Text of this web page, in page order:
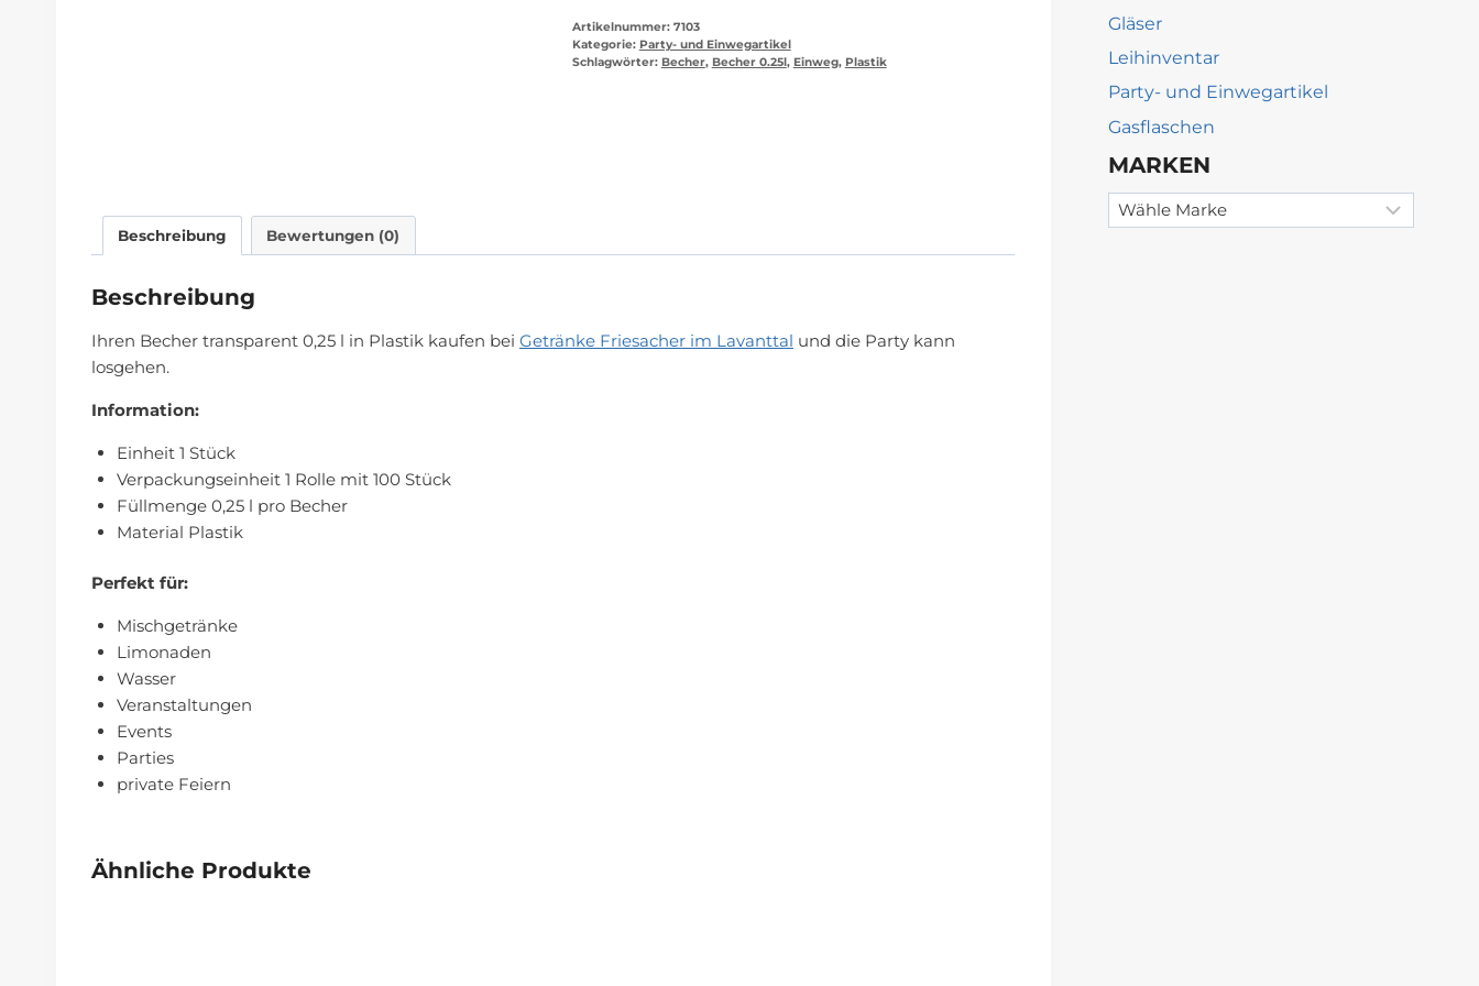
Artikelnummer: 7103
Kategorie: Party- und Einwegartikel
Schlagwörter: Becher, Becher 0.25l, Einweg, Plastik
Beschreibung Bewertungen (0)
Beschreibung
Ihren Becher transparent 0,25 l in Plastik kaufen bei Getränke Friesacher im Lavanttal und die Party kann
losgehen.
Information:
Einheit 1 Stück
Verpackungseinheit 1 Rolle mit 100 Stück
Füllmenge 0,25 l pro Becher
Material Plastik
Perfekt für:
Mischgetränke
Limonaden
Wasser
Veranstaltungen
Events
Parties
private Feiern
Ähnliche Produkte
Gläser
Leihinventar
Party- und Einwegartikel
Gasflaschen
MARKEN